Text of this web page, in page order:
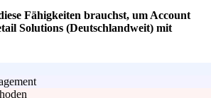
Fähigkeiten brauchst, um Account
Solutions (Deutschlandweit) mit